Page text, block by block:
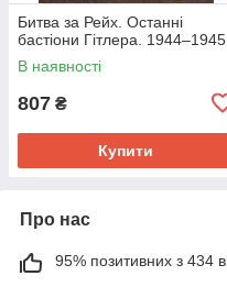
Битва за Рейх. Останні
бастіони Гітлера. 1944–1945
В наявності
807 ₴
Купити
Про нас
95% позитивних з 434